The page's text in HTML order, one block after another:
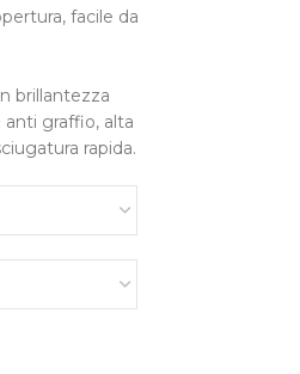
facile da
brillantezza
graffio, alta
rapida.